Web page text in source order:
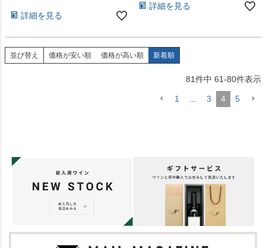
詳細を見る
詳細を見る
並び替え 価格が安い順 価格が高い順 新着順
81件中 61-80件表示
1 3 4 5